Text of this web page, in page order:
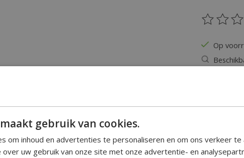
De
Op
gebruik van cookies.
om inhoud en advertenties te personaliseren en om ons verkeer te
over uw gebruik van onze site met onze advertentie- en